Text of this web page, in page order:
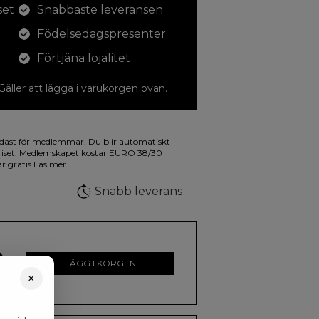
Snabbaste leveransen
Födelsedagspresenter
Förtjäna lojalitet
att lägga i varukorgen ovan.
teckningar med. På illustrationen på
färger.
för medlemmar. Du blir automatiskt
Medlemskapet kostar EURO 38/30
gratis Läs mer
Snabb leverans
LÄGG I KORGEN
×